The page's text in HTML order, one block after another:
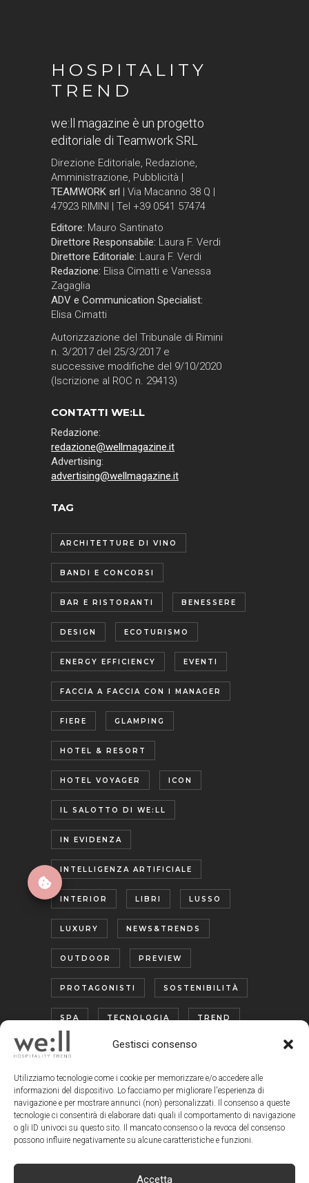
Gestisci consenso
Utilizziamo tecnologie come i cookie per memorizzare e/o accedere alle
informazioni del dispositivo. Lo facciamo per migliorare l'esperienza di
navigazione e per mostrare annunci (non) personalizzati. Il consenso a queste
tecnologie ci consentirà di elaborare dati quali il comportamento di navigazione
o gli ID univoci su questo sito. Il mancato consenso o la revoca del consenso
possono influire negativamente su alcune caratteristiche e funzioni.
Accetta
HOSPITALITY
TREND
we:ll magazine è un progetto
editoriale di Teamwork SRL
Direzione Editoriale, Redazione,
Amministrazione, Pubblicità |
TEAMWORK srl | Via Macanno 38 Q |
47923 RIMINI | Tel +39 0541 57474
Editore: Mauro Santinato
Direttore Responsabile: Laura F. Verdi
Direttore Editoriale: Laura F. Verdi
Redazione: Elisa Cimatti e Vanessa
Zagaglia
ADV e Communication Specialist:
Elisa Cimatti
Autorizzazione del Tribunale di Rimini
n. 3/2017 del 25/3/2017 e
successive modifiche del 9/10/2020
(Iscrizione al ROC n. 29413)
CONTATTI WE:LL
Redazione:
redazione@wellmagazine.it
Advertising:
advertising@wellmagazine.it
TAG
ARCHITETTURE DI VINO
BANDI E CONCORSI
BAR E RISTORANTI BENESSERE
DESIGN ECOTURISMO
ENERGY EFFICIENCY EVENTI
FACCIA A FACCIA CON I MANAGER
FIERE GLAMPING
HOTEL & RESORT
HOTEL VOYAGER ICON
IL SALOTTO DI WE:LL
IN EVIDENZA
INTELLIGENZA ARTIFICIALE
INTERIOR LIBRI LUSSO
LUXURY NEWS&TRENDS
OUTDOOR PREVIEW
PROTAGONISTI SOSTENIBILITÀ
SPA TECNOLOGIA TREND
TURISMO ENOGASTRONOMICO
WELLNESS